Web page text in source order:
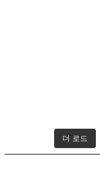
더 로드